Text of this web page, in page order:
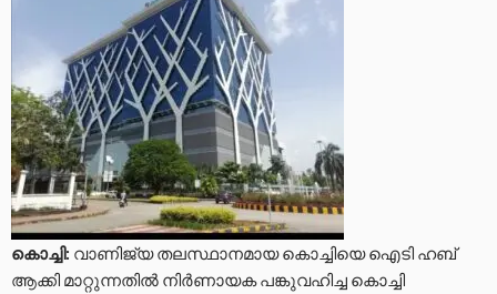
കൊച്ചി: വാണിജ്യ തലസ്ഥാനമായ കൊച്ചിയെ ഐടി ഹബ്
ആക്കി മാറ്റുന്നതില്‍ നിര്‍ണായക പങ്കുവഹിച്ച കൊച്ചി